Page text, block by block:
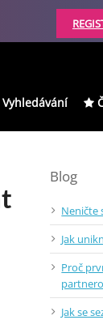
Vyhledávání
Blog
Neničte
Jak
Proč
Jak se